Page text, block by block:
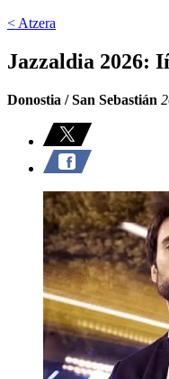
< Atzera
Jazzaldia 2026:
Donostia / San Sebastián